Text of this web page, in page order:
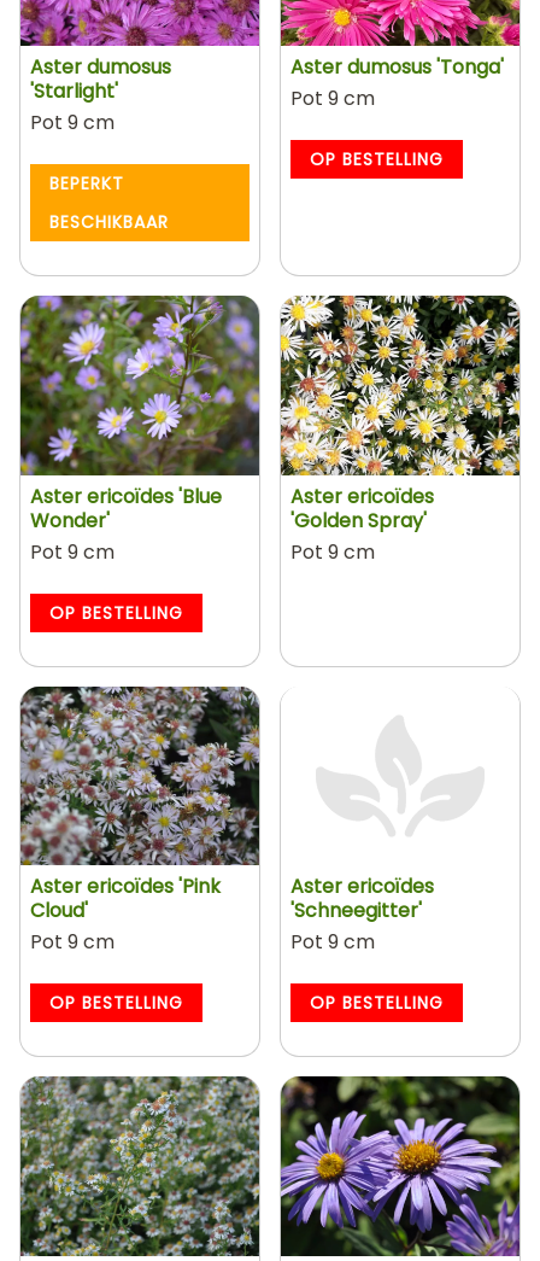
Aster dumosus
'Starlight'
Pot 9 cm
BEPERKT
BESCHIKBAAR
Aster dumosus 'Tonga'
Pot 9 cm
OP BESTELLING
Aster ericoïdes 'Blue
Wonder'
Pot 9 cm
OP BESTELLING
Aster ericoïdes
'Golden Spray'
Pot 9 cm
Aster ericoïdes 'Pink
Cloud'
Pot 9 cm
OP BESTELLING
Aster ericoïdes
'Schneegitter'
Pot 9 cm
OP BESTELLING